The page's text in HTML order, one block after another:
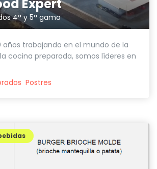
Expert
4ª y 5ª gama
años trabajando en el mundo de la
cocina preparada, somos líderes en
Postres